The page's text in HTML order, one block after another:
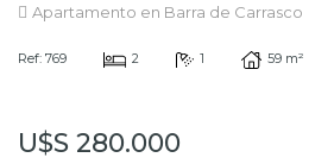
Apartamento en Barra de Carrasco
Ref: 769 2 1 59 m²
U$S 280.000